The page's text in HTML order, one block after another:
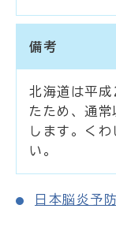
備考
北海道は平成
たため、通常
します。く
い。
日本脳炎予